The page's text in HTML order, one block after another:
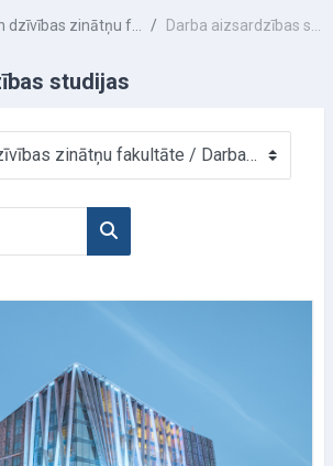
Medicīnas un dzīvības zinātņu fakultāte Darba aizsardzības studijas
studijas
Buscar cursos